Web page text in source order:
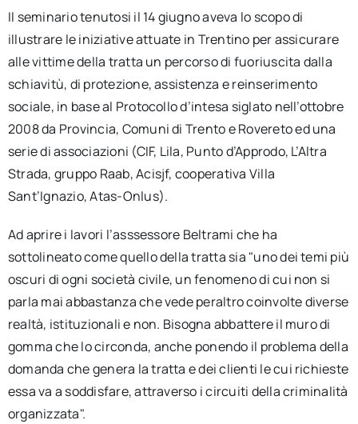
Il seminario tenutosi il 14 giugno aveva lo scopo di
illustrare le iniziative attuate in Trentino per assicurare
alle vittime della tratta un percorso di fuoriuscita dalla
schiavitù, di protezione, assistenza e reinserimento
sociale, in base al Protocollo d’intesa siglato nell’ottobre
2008 da Provincia, Comuni di Trento e Rovereto ed una
serie di associazioni (CIF, Lila, Punto d’Approdo, L’Altra
Strada, gruppo Raab, Acisjf, cooperativa Villa
Sant’Ignazio, Atas-Onlus).
Ad aprire i lavori l’asssessore Beltrami che ha
sottolineato come quello della tratta sia "uno dei temi più
oscuri di ogni società civile, un fenomeno di cui non si
parla mai abbastanza che vede peraltro coinvolte diverse
realtà, istituzionali e non. Bisogna abbattere il muro di
gomma che lo circonda, anche ponendo il problema della
domanda che genera la tratta e dei clienti le cui richieste
essa va a soddisfare, attraverso i circuiti della criminalità
organizzata".